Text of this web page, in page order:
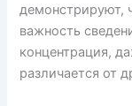
демонстрируют,
важность
концентрация,
различается от